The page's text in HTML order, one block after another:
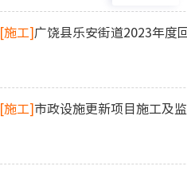
[施工]广饶县乐安街道2023年度
[施工]市政设施更新项目施工及